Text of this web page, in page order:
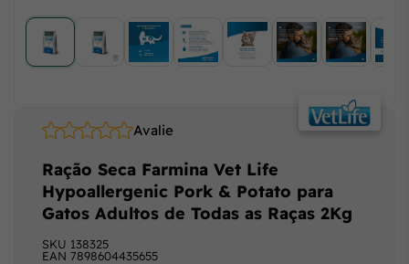
Avalie
SKU 138325
EAN 7898604435655
Ração Seca Farmina Vet Life
Hypoallergenic Pork & Potato para
Gatos Adultos de Todas as Raças 2Kg